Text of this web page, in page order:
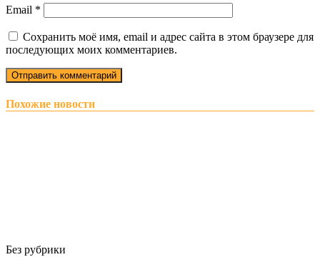
Email *
Сохранить моё имя, email и адрес сайта в этом браузере для
последующих моих комментариев.
Похожие новости
Без рубрики